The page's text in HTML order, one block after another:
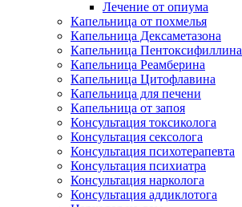
Лечение от опиума
Капельница от похмелья
Капельница Дексаметазона
Капельница Пентоксифиллина
Капельница Реамберина
Капельница Цитофлавина
Капельница для печени
Капельница от запоя
Консультация токсиколога
Консультация сексолога
Консультация психотерапевта
Консультация психиатра
Консультация нарколога
Консультация аддиклотога